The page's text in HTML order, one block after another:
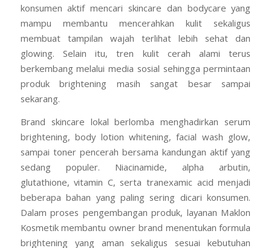
konsumen aktif mencari skincare dan bodycare yang
mampu membantu mencerahkan kulit sekaligus
membuat tampilan wajah terlihat lebih sehat dan
glowing. Selain itu, tren kulit cerah alami terus
berkembang melalui media sosial sehingga permintaan
produk brightening masih sangat besar sampai
sekarang.
Brand skincare lokal berlomba menghadirkan serum
brightening, body lotion whitening, facial wash glow,
sampai toner pencerah bersama kandungan aktif yang
sedang populer. Niacinamide, alpha arbutin,
glutathione, vitamin C, serta tranexamic acid menjadi
beberapa bahan yang paling sering dicari konsumen.
Dalam proses pengembangan produk, layanan Maklon
Kosmetik membantu owner brand menentukan formula
brightening yang aman sekaligus sesuai kebutuhan